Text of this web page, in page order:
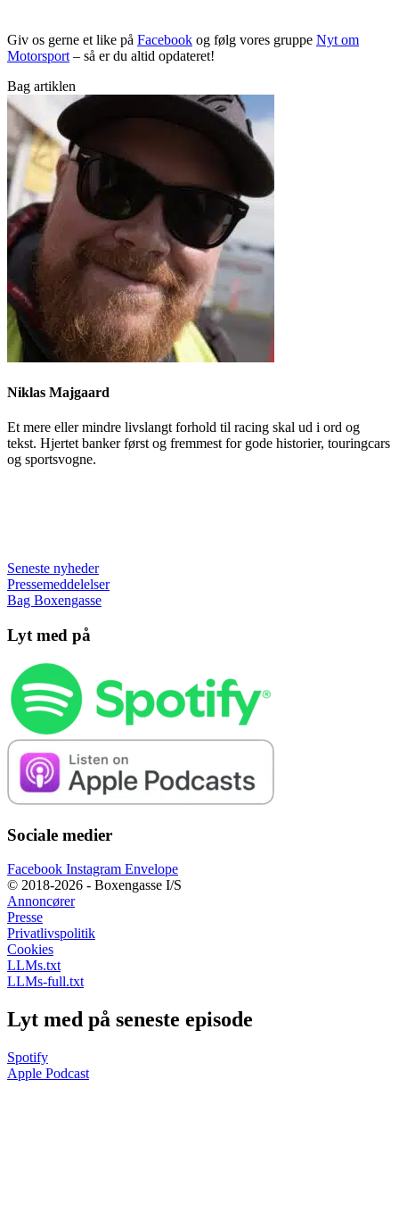
Giv os gerne et like på Facebook og følg vores gruppe Nyt om
Motorsport – så er du altid opdateret!
Bag artiklen
Niklas Majgaard
Et mere eller mindre livslangt forhold til racing skal ud i ord og
tekst. Hjertet banker først og fremmest for gode historier, touringcars
og sportsvogne.
Seneste nyheder
Pressemeddelelser
Bag Boxengasse
Lyt med på
Sociale medier
Facebook Instagram Envelope
© 2018-2026 - Boxengasse I/S
Annoncører
Presse
Privatlivspolitik
Cookies
LLMs.txt
LLMs-full.txt
Lyt med på seneste episode
Spotify
Apple Podcast